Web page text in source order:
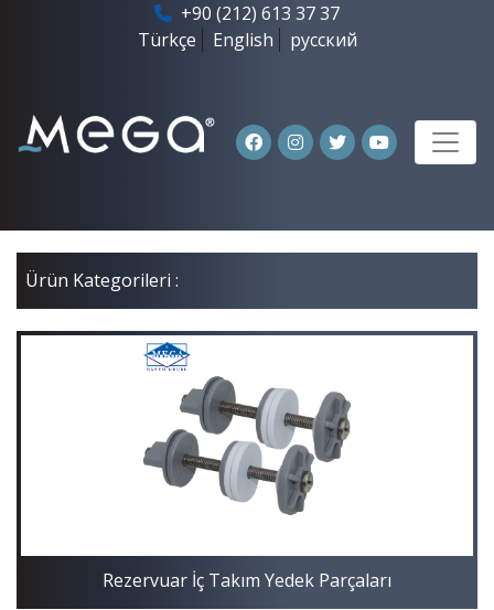
+90 (212) 613 37 37
Türkçe
English русский
Ürün Kategorileri :
Rezervuar İç Takım Yedek Parçaları